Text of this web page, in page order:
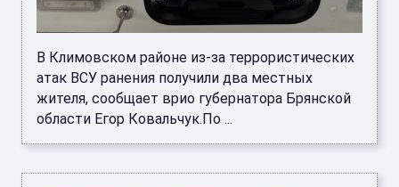
В Климовском районе из-за террористических
атак ВСУ ранения получили два местных
жителя, сообщает врио губернатора Брянской
области Егор Ковальчук.По ...